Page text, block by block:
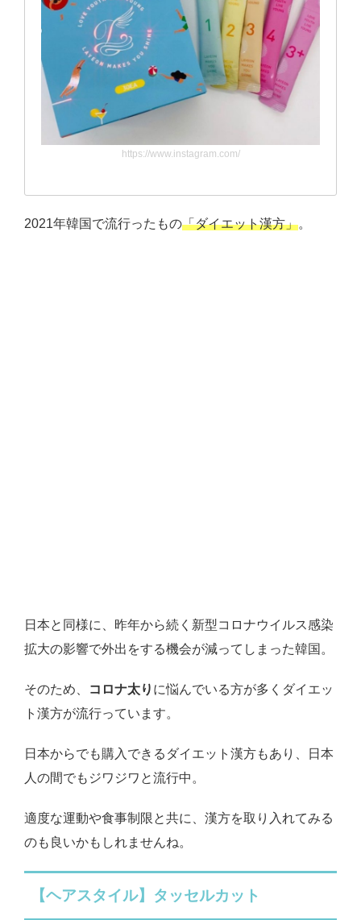
https://www.instagram.com/
2021年韓国で流行ったもの「ダイエット漢方」。
日本と同様に、昨年から続く新型コロナウイルス感染
拡大の影響で外出をする機会が減ってしまった韓国。
そのため、 コロナ太り に悩んでいる方が多くダイエッ
ト漢方が流行っています。
日本からでも購入できるダイエット漢方もあり、日本
人の間でもジワジワと流行中。
適度な運動や食事制限と共に、漢方を取り入れてみる
のも良いかもしれませんね。
【ヘアスタイル】タッセルカット